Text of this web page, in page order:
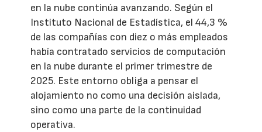
en la nube continúa avanzando. Según el
Instituto Nacional de Estadística, el 44,3 %
de las compañías con diez o más empleados
había contratado servicios de computación
en la nube durante el primer trimestre de
2025. Este entorno obliga a pensar el
alojamiento no como una decisión aislada,
sino como una parte de la continuidad
operativa.